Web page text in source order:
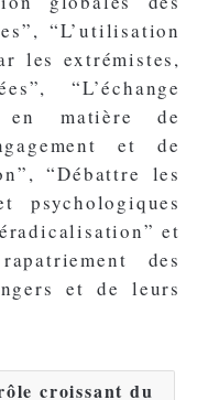
“L’utilisation
les extrémistes,
“L’échange
en matière de
et de
“Débattre les
psychologiques
et
des
et de leurs
croissant du